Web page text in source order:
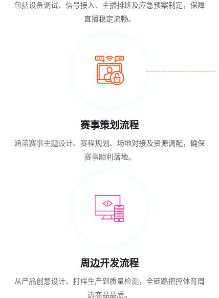
包括设备调试、信号接入、主播排班及应急预案制定，保障
直播稳定流畅。
赛事策划流程
涵盖赛事主题设计、赛程规划、场地对接及资源调配，确保
赛事顺利落地。
周边开发流程
从产品创意设计、打样生产到质量检测，全链路把控体育周
边商品品质。